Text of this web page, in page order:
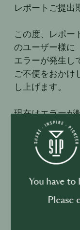
レポートご提出
この度、レポー
のユーザー様に
エラーが発生し
ご不便をおかけ
し上げます。
現在はエラーが
利用いただけま
お問い合わせフ
You have to
Please